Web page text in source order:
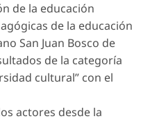
de la educación
de la educación
San Juan Bosco de
de la categoría
cultural” con el
actores desde la